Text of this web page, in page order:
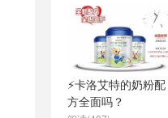
⚡卡洛艾特的奶粉配
方全面吗？